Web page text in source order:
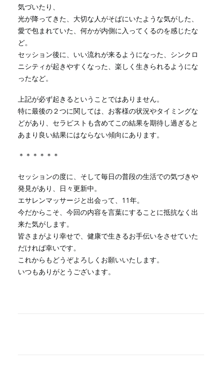
気づいたり、
光が降ってきた、大切な人がそばにいたような気がした、
愛で包まれていた、何かが内側に入ってくるのを感じたな
ど。
セッション後に、いい流れが来るようになった、シンクロ
ニシティが起きやすくなった、楽しく生きられるようにな
ったなど。
上記が必ず起きるということではありません。
特に最後の２つに関しては、お客様の状況やタイミングな
どがあり、セラピストも含めてこの結果を期待し過ぎると
あまり良い結果にはならない傾向にあります。
＊＊＊＊＊＊
セッションの度に、そして毎日の普段の生活での気づきや
発見があり、日々更新中。
エサレンマッサージと出会って、11年。
今だからこそ、今回の内容を言葉にすることに抵抗なく出
来た気がします。
皆さまがより幸せで、健康で生きるお手伝いをさせていた
だければ幸いです。
これからもどうぞよろしくお願いいたします。
いつもありがとうございます。